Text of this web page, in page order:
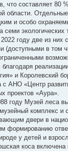
что составляет 80
области.
и особо
семи экологических
году две из них
(доступными в том
и Королевский
с АНО «Центр
проектов «Аура».
году Музей леса
комплекс и
двери в
формированию
у детей и
коса включена